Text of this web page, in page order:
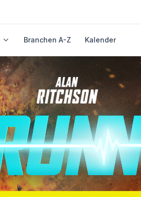
Branchen A-Z Kalender